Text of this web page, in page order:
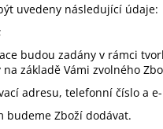
uvedeny následující údaje:
budou zadány v rámci
základě Vámi zvolného
adresu, telefonní číslo a
budeme Zboží dodávat.